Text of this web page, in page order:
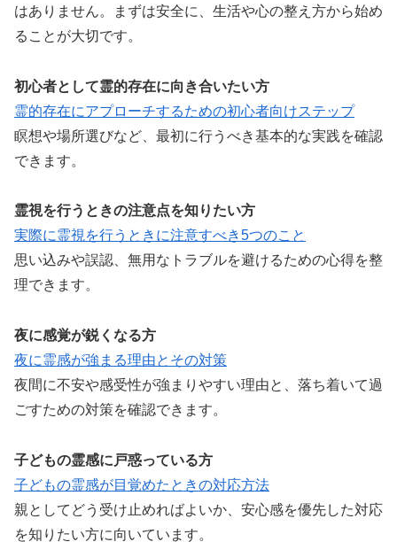
はありません。まずは安全に、生活や心の整え方から始め
ることが大切です。
初心者として霊的存在に向き合いたい方
霊的存在にアプローチするための初心者向けステップ
瞑想や場所選びなど、最初に行うべき基本的な実践を確認
できます。
霊視を行うときの注意点を知りたい方
実際に霊視を行うときに注意すべき5つのこと
思い込みや誤認、無用なトラブルを避けるための心得を整
理できます。
夜に感覚が鋭くなる方
夜に霊感が強まる理由とその対策
夜間に不安や感受性が強まりやすい理由と、落ち着いて過
ごすための対策を確認できます。
子どもの霊感に戸惑っている方
子どもの霊感が目覚めたときの対応方法
親としてどう受け止めればよいか、安心感を優先した対応
を知りたい方に向いています。